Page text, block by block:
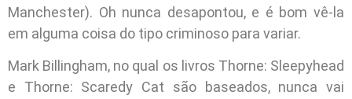
Manchester). Oh nunca desapontou, e é bom vê-la
em alguma coisa do tipo criminoso para variar.
Mark Billingham, no qual os livros Thorne: Sleepyhead
e Thorne: Scaredy Cat são baseados, nunca vai